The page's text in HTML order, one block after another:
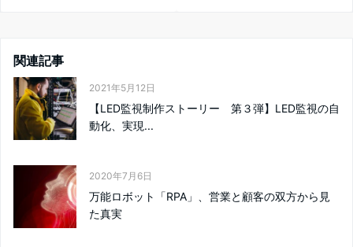
関連記事
2021年5月12日
【LED監視制作ストーリー 第３弾】LED監視の自
動化、実現...
2020年7月6日
万能ロボット「RPA」、営業と顧客の双方から見
た真実